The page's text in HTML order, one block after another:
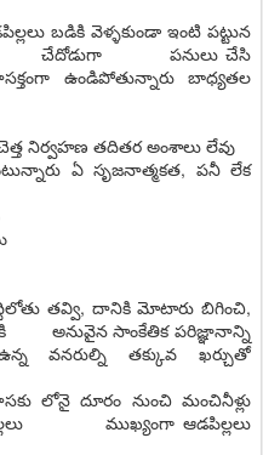
బడికి వెళ్ళకుండా ఇంటి పట్టున
తల్లికి చేదోడుగా పనులు చేసి
ఉండిపోతున్నారు బాధ్యతల
నిర్వహణ తదితర అంశాలు లేవు
ఏ సృజనాత్మకత, పనీ లేక
తవ్వి, దానికి మోటారు బిగించి,
అనువైన సాంకేతిక పరిజ్ఞానాన్ని
వనరుల్ని తక్కువ ఖర్చుతో
దూరం నుంచి మంచినీళ్లు
పిల్లలు ముఖ్యంగా ఆడపిల్లలు